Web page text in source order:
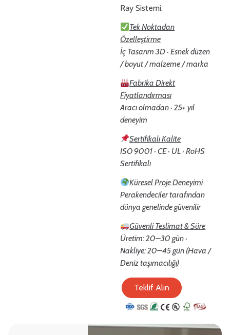
Ray Sistemi.
Tek Noktadan
Özelleştirme
İç Tasarım 3D · Esnek düzen
/ boyut / malzeme / marka
Fabrika Direkt
Fiyatlandırması
Aracı olmadan · 25+ yıl
deneyim
Sertifikalı Kalite
ISO 9001 · CE · UL · RoHS
Sertifikalı
Küresel Proje Deneyimi
Perakendeciler tarafından
dünya genelinde güvenilir
Güvenli Teslimat & Süre
Üretim: 20–30 gün ·
Nakliye: 20–45 gün (Hava /
Deniz taşımacılığı)
Teklif Alın